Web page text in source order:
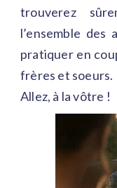
trouverez
l’ensemble
pratiquer en
frères et soeurs.
Allez, à la vôtre !